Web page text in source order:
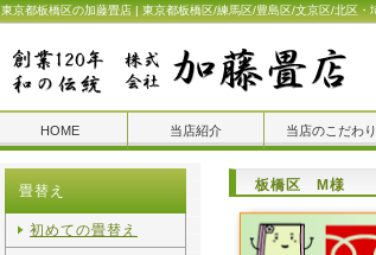
東京都板橋区の加藤畳店 | 東京都板橋区/練馬区/豊島区/文京区/北区
HOME 当店紹介 当店のこだわり
板橋区 M様
畳替え
初めての畳替え